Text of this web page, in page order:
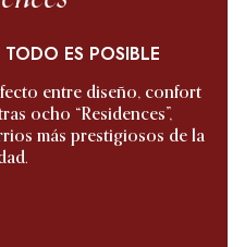
ES POSIBLE
entre diseño, confort
ocho “Residences”,
más prestigiosos de la